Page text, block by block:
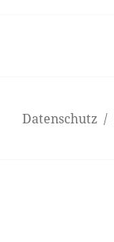
Datenschutz